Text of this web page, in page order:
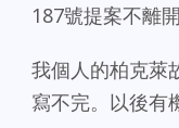
187號提案不離開
我個人的柏克萊
寫不完。以後有